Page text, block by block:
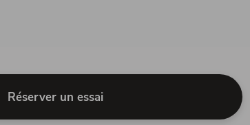
Réserver un essai